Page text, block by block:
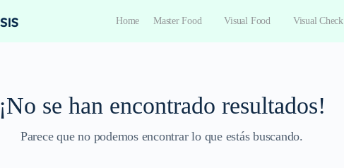
Home Master Food Visual Food Visual Check
¡No se han encontrado resultados!
Parece que no podemos encontrar lo que estás buscando.